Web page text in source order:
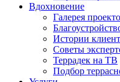
Вдохновение
Галерея
Истории
Советы
Террадек на ТВ
Подбор